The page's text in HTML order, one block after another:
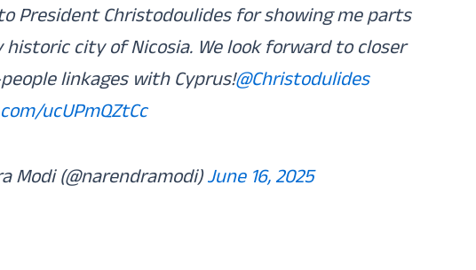
President Christodoulides for showing me parts
city of Nicosia. We look forward to closer
linkages with Cyprus!@Christodulides
ucUPmQZtCc
Modi (@narendramodi)June 16, 2025